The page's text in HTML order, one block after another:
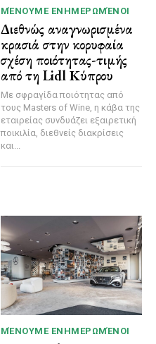
ΜΈΝΟΥΜΕ ΕΝΗΜΕΡΩΜΈΝΟΙ
Διεθνώς αναγνωρισμένα
κρασιά στην κορυφαία
σχέση ποιότητας-τιμής
από τη Lidl Κύπρου
Με σφραγίδα ποιότητας από
τους Masters of Wine, η κάβα της
εταιρείας συνδυάζει εξαιρετική
ποικιλία, διεθνείς διακρίσεις
και...
ΜΈΝΟΥΜΕ ΕΝΗΜΕΡΩΜΈΝΟΙ